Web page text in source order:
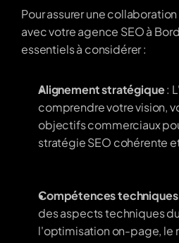
Pour assurer une
avec votre agence SEO à
essentiels à considérer :
Alignement stratégique :
comprendre votre vision,
objectifs commerciaux
stratégie SEO cohérente
Compétences
des aspects techniques
l'optimisation on-page, le